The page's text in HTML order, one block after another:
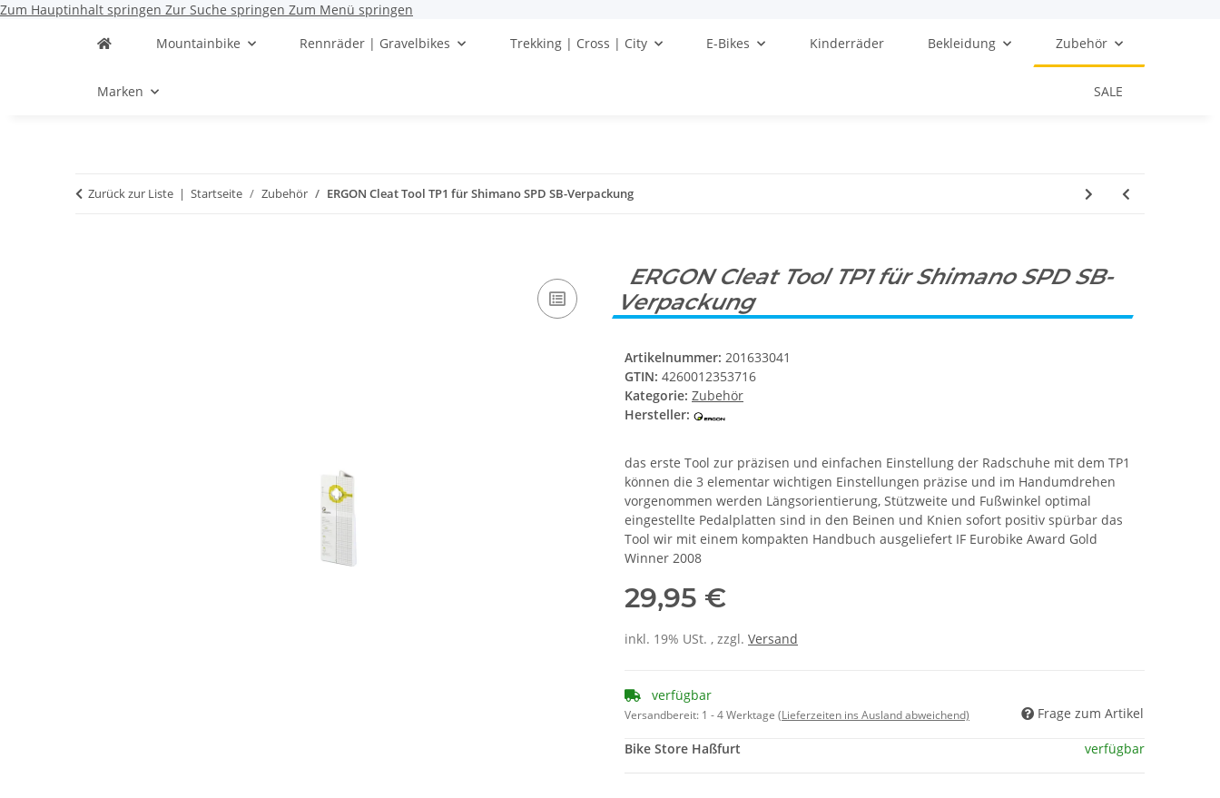
Zum Hauptinhalt springen Zur Suche springen Zum Menü springen
Mountainbike Rennräder | Gravelbikes Trekking | Cross | City E-Bikes Kinderräder Bekleidung Zubehör
Marken SALE
Zurück zur Liste Startseite Zubehör ERGON Cleat Tool TP1 für Shimano SPD SB-Verpackung
ERGON Cleat Tool TP1 für Shimano SPD SB-
Verpackung
Artikelnummer: 201633041
GTIN: 4260012353716
Kategorie: Zubehör
Hersteller:
das erste Tool zur präzisen und einfachen Einstellung der Radschuhe mit dem TP1
können die 3 elementar wichtigen Einstellungen präzise und im Handumdrehen
vorgenommen werden Längsorientierung, Stützweite und Fußwinkel optimal
eingestellte Pedalplatten sind in den Beinen und Knien sofort positiv spürbar das
Tool wir mit einem kompakten Handbuch ausgeliefert IF Eurobike Award Gold
Winner 2008
29,95 €
inkl. 19% USt. , zzgl. Versand
verfügbar
Versandbereit: 1 - 4 Werktage (Lieferzeiten ins Ausland abweichend) Frage zum Artikel
Bike Store Haßfurt verfügbar